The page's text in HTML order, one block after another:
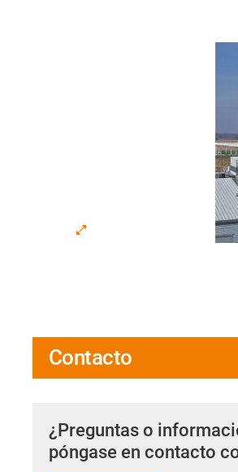
Contacto
¿Preguntas o
póngase en contacto